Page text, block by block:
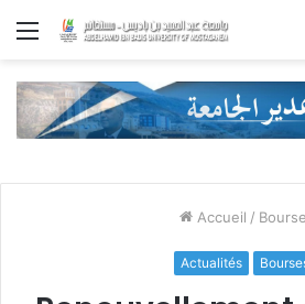
Menu
Accueil /
Actualités